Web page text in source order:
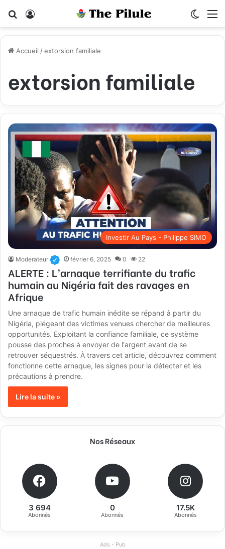
Rechercher
Accueil /extorsion familiale
extorsion familiale
Investir Au Pays - Philippe SIMO
Moderateur février 6, 2025 0 22
ALERTE : L’arnaque terrifiante du trafic
humain au Nigéria fait des ravages en
Afrique
Une arnaque de trafic humain inédite se répand à partir du
Nigéria, piégeant des victimes venues chercher de meilleures
opportunités. Exploitant la confiance familiale, ce système
pousse des proches à envoyer de l'argent avant de se
retrouver séquestrés. À travers cet article, découvrez comment
fonctionne cette arnaque, les signes pour la détecter et les
précautions à prendre.
Lire la suite »
Nos Réseaux
3 694
Abonnés
0
Abonnés
17.5K
Abonnés
Ads - Pub